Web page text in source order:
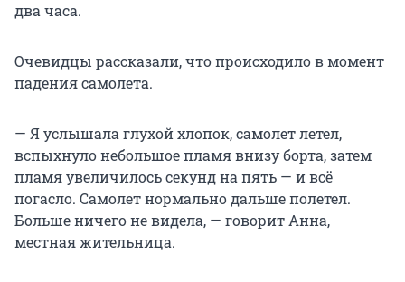
два часа.
Очевидцы рассказали, что происходило в момент
падения самолета.
— Я услышала глухой хлопок, самолет летел,
вспыхнуло небольшое пламя внизу борта, затем
пламя увеличилось секунд на пять — и всё
погасло. Самолет нормально дальше полетел.
Больше ничего не видела, — говорит Анна,
местная жительница.